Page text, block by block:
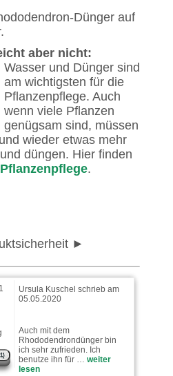
Dünger auf
aber nicht:
Wasser und Dünger sind
am wichtigsten für die
Pflanzenpflege. Auch
wenn viele Pflanzen
genügsam sind, müssen
wieder etwas mehr
düngen. Hier finden
.
1
Ursula Kuschel schrieb am
05.05.2020
Auch mit dem
Rhododendrondünger bin
ich sehr zufrieden. Ich
benutze ihn für … weiter
lesen